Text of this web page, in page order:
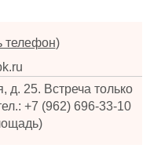
телефон)
д. 25. Встреча только
+7 (962) 696-33-10